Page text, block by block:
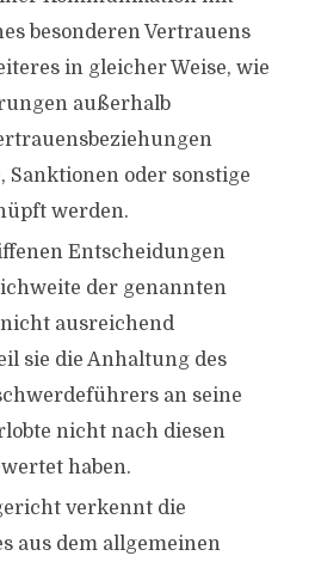
besonderen Vertrauens
in gleicher Weise, wie
außerhalb
Sanktionen oder sonstige
werden.
Entscheidungen
der genannten
ausreichend
sie die Anhaltung des
an seine
nicht nach diesen
haben.
verkennt die
aus dem allgemeinen